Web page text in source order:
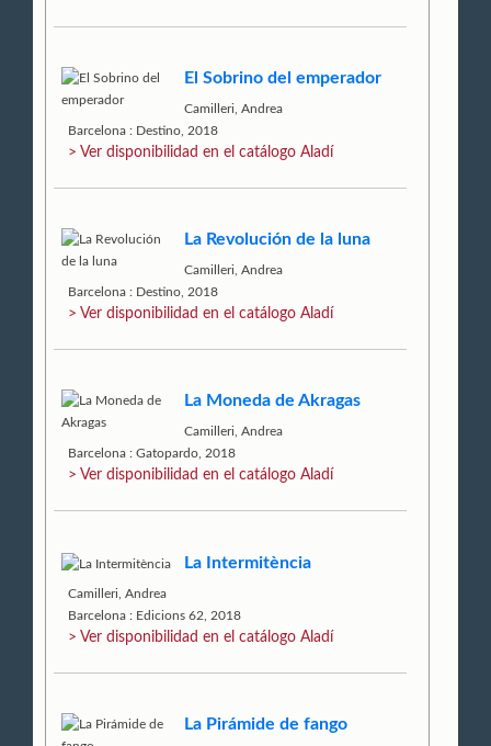
El Sobrino del emperador
Camilleri, Andrea
Barcelona : Destino, 2018
> Ver disponibilidad en el catálogo Aladí
La Revolución de la luna
Camilleri, Andrea
Barcelona : Destino, 2018
> Ver disponibilidad en el catálogo Aladí
La Moneda de Akragas
Camilleri, Andrea
Barcelona : Gatopardo, 2018
> Ver disponibilidad en el catálogo Aladí
La Intermitència
Camilleri, Andrea
Barcelona : Edicions 62, 2018
> Ver disponibilidad en el catálogo Aladí
La Pirámide de fango